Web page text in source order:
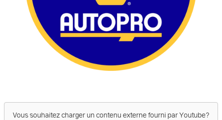
Vous souhaitez charger un contenu externe fourni parYoutube?